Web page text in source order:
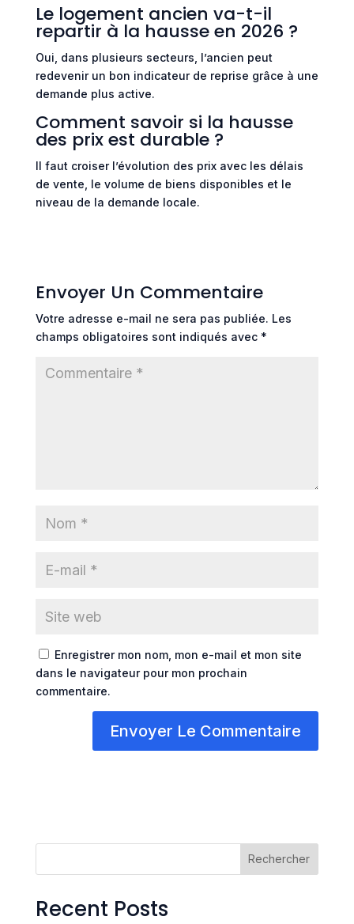
Le logement ancien va-t-il
repartir à la hausse en 2026 ?
Oui, dans plusieurs secteurs, l’ancien peut
redevenir un bon indicateur de reprise grâce à une
demande plus active.
Comment savoir si la hausse
des prix est durable ?
Il faut croiser l’évolution des prix avec les délais
de vente, le volume de biens disponibles et le
niveau de la demande locale.
Envoyer Un Commentaire
Votre adresse e-mail ne sera pas publiée. Les
champs obligatoires sont indiqués avec *
Enregistrer mon nom, mon e-mail et mon site
dans le navigateur pour mon prochain
commentaire.
Rechercher
Recent Posts